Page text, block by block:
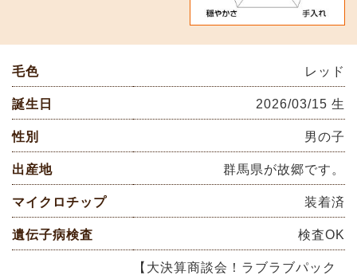
毛色 レッド
誕生日 2026/03/15 生
性別 男の子
出産地 群馬県が故郷です。
マイクロチップ 装着済
遺伝子病検査 検査OK
【大決算商談会！ラブラブパック